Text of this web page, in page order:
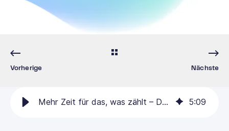
Vorherige Nächste
Mehr Zeit für das, was zählt – Dank der SAP Sales Cloud 5:09